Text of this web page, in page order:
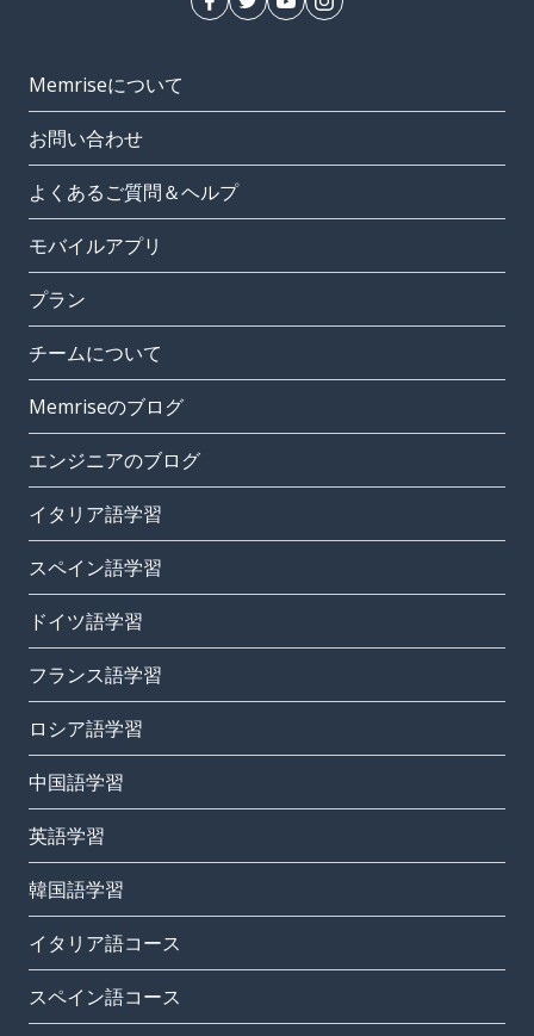
Memriseについて
お問い合わせ
よくあるご質問＆ヘルプ
モバイルアプリ
プラン
チームについて
Memriseのブログ
エンジニアのブログ
イタリア語学習
スペイン語学習
ドイツ語学習
フランス語学習
ロシア語学習
中国語学習
英語学習
韓国語学習
イタリア語コース
スペイン語コース